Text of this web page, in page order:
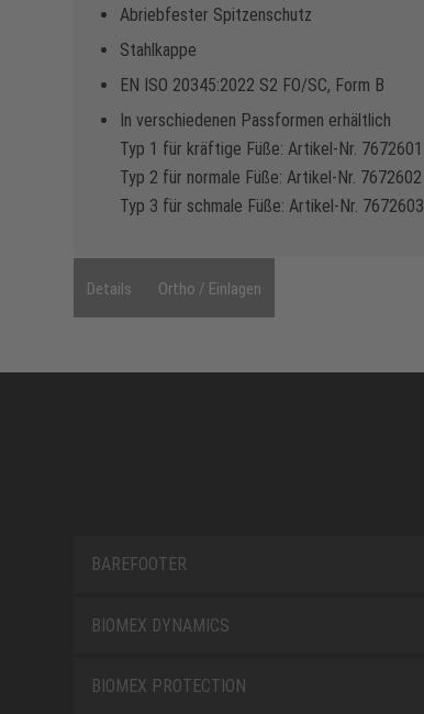
Abriebfester Spitzenschutz
Stahlkappe
EN ISO 20345:2022 S2 FO/SC, Form B
In verschiedenen Passformen erhältlich
Typ 1 für kräftige Füße: Artikel-Nr. 7672601
Typ 2 für normale Füße: Artikel-Nr. 7672602
Typ 3 für schmale Füße: Artikel-Nr. 7672603
Details Ortho / Einlagen
BAREFOOTER
BIOMEX DYNAMICS
BIOMEX PROTECTION